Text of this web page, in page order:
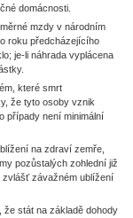
domácnosti.
mzdy v národním
roku předcházejícího
je-li náhrada vyplácena
které smrt
že tyto osoby vznik
případy není minimální
na zdraví zemře,
pozůstalých zohlední již
zvlášť závažném ublížení
že stát na základě dohody